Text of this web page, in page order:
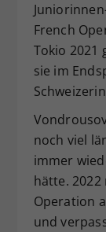
French
Tokio 2021
sie im
noch viel
immer
hätte.
Operation
und